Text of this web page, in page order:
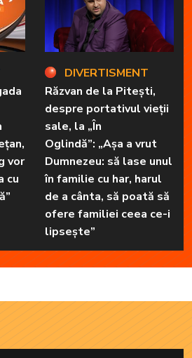
vor
cu
DIVERTISMENT
Răzvan de la Pitești,
despre portativul vieții
sale, la „În
Oglindă”: „Așa a vrut
Dumnezeu: să lase unul
în familie cu har, harul
de a cânta, să poată să
ofere familiei ceea ce-i
lipsește”